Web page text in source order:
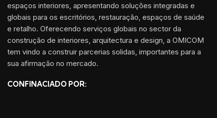
espaços interiores, apresentando soluções integradas e
globais para os escritórios, restauração, espaços de saúde
e retalho. Oferecendo serviços globais no sector da
construção de interiores, arquitectura e design, a OMICOM
tem vindo a construir parcerias solidas, importantes para a
sua afirmação no mercado.
CONFINACIADO POR: